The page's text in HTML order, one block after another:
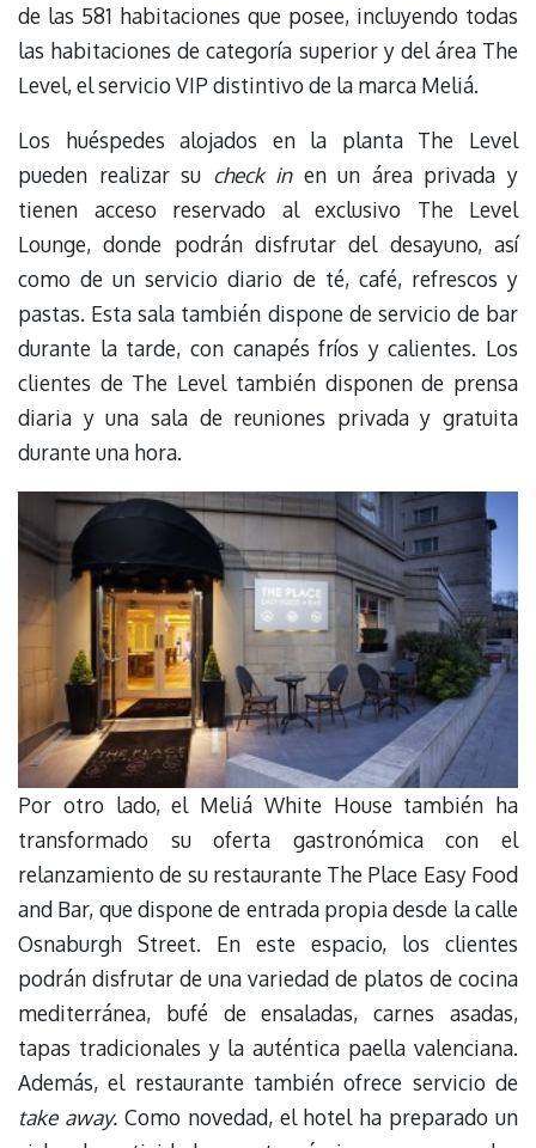
de las 581 habitaciones que posee, incluyendo todas
las habitaciones de categoría superior y del área The
Level, el servicio VIP distintivo de la marca Meliá.
Los huéspedes alojados en la planta The Level
pueden realizar su check inen un área privada y
tienen acceso reservado al exclusivo The Level
Lounge, donde podrán disfrutar del desayuno, así
como de un servicio diario de té, café, refrescos y
pastas. Esta sala también dispone de servicio de bar
durante la tarde, con canapés fríos y calientes. Los
clientes de The Level también disponen de prensa
diaria y una sala de reuniones privada y gratuita
durante una hora.
Por otro lado, el Meliá White House también ha
transformado su oferta gastronómica con el
relanzamiento de su restaurante The Place Easy Food
and Bar, que dispone de entrada propia desde la calle
Osnaburgh Street. En este espacio, los clientes
podrán disfrutar de una variedad de platos de cocina
mediterránea, bufé de ensaladas, carnes asadas,
tapas tradicionales y la auténtica paella valenciana.
Además, el restaurante también ofrece servicio de
take away.Como novedad, el hotel ha preparado un